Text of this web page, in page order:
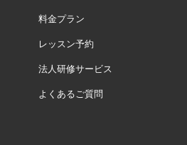
料金プラン
レッスン予約
法人研修サービス
よくあるご質問